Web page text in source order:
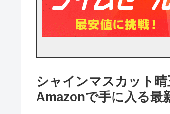
シャインマスカット晴
Amazonで手に入る最